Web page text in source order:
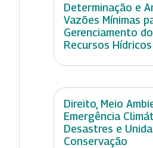
Determinação e
Vazões Mínimas
Gerenciamento
Recursos Hídricos
Direito, Meio
Emergência
Desastres e
Conservação